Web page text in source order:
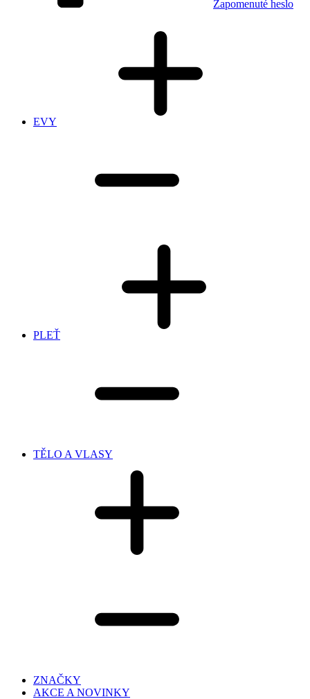
Zapomenuté heslo
EVY
PLEŤ
TĚLO A VLASY
ZNAČKY
AKCE A NOVINKY